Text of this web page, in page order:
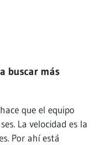
buscar más
que el equipo
La velocidad es la
Por ahí está